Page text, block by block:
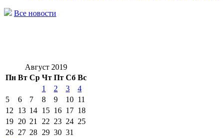
Все новости
Август 2019
Пн Вт Ср Чт Пт Сб Вс
1 2 3
4
5
6 7 8 9 10 11
12
13 14 15 16 17 18
19 20 21 22 23 24 25
26 27 28 29 30 31